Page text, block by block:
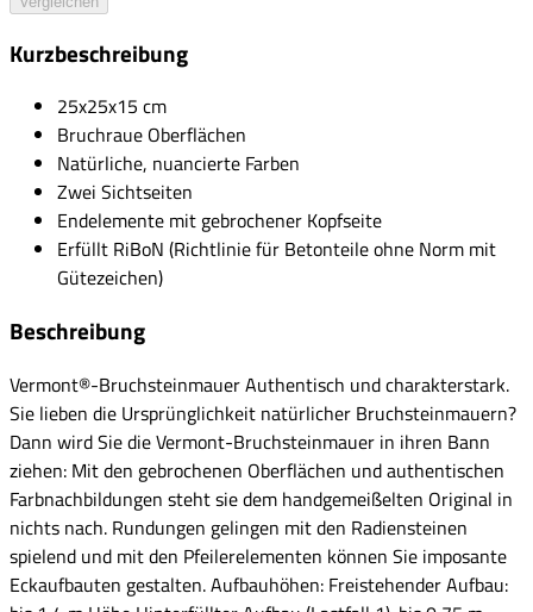
Kurzbeschreibung
25x25x15 cm
Bruchraue Oberflächen
Natürliche, nuancierte Farben
Zwei Sichtseiten
Endelemente mit gebrochener Kopfseite
Erfüllt RiBoN (Richtlinie für Betonteile ohne Norm mit
Gütezeichen)
Beschreibung
Vermont®-Bruchsteinmauer Authentisch und charakterstark.
Sie lieben die Ursprünglichkeit natürlicher Bruchsteinmauern?
Dann wird Sie die Vermont-Bruchsteinmauer in ihren Bann
ziehen: Mit den gebrochenen Oberflächen und authentischen
Farbnachbildungen steht sie dem handgemeißelten Original in
nichts nach. Rundungen gelingen mit den Radiensteinen
spielend und mit den Pfeilerelementen können Sie imposante
Eckaufbauten gestalten. Aufbauhöhen: Freistehender Aufbau: